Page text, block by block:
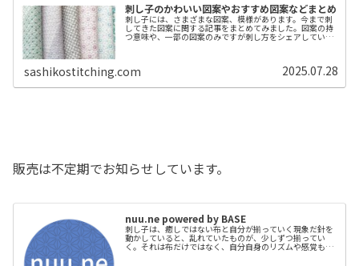
刺し子のかわいい図案やおすすめ図案などまとめ
刺し子には、さまざまな図案、模様があります。今まで刺
してきた図案に関する記事をまとめてみました。図案の持
つ意味や、一部の図案のみですが刺し方をシェアしていま
sashikostitching.com 2025.07.28
販売は不定期でお知らせしています。
nuu.ne powered by BASE
刺し子は、癒しではない布と自分が揃っていく現象だ針を
動かしていると、乱れていたものが、少しずつ揃ってい
く。それは布だけではなく、自分自身のリズムや感覚も同